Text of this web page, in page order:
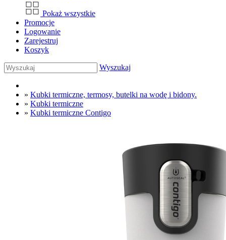
Pokaż wszystkie
Promocje
Logowanie
Zarejestruj
Koszyk
Wyszukaj
» Kubki termiczne, termosy, butelki na wodę i bidony.
» Kubki termiczne
» Kubki termiczne Contigo